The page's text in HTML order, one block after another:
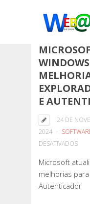
E
24 DE
2024
DESATIVADOSEM
11
Microsoft
melhorias
Autenticador